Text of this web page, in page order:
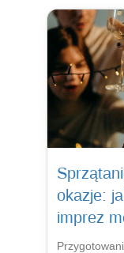
okazje:
imprez